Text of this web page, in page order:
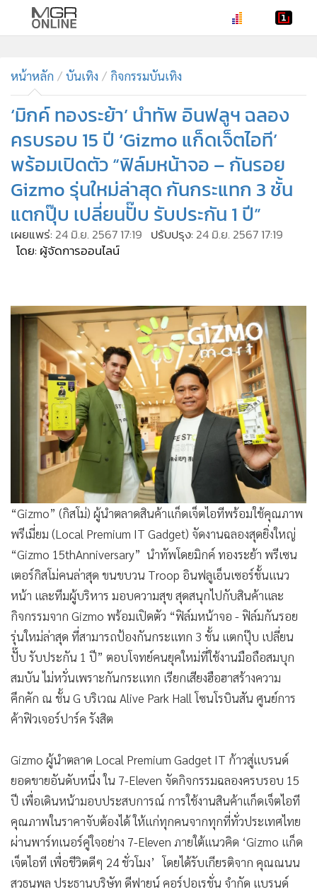
• ทันเหตุการณ์
• ภาคใต้
ภูมิภาค
• Online Section
• บันเทิง
• ผู้จัดการรายวัน
• คอลัมนิสต์
• ละคร
CbizReview
• Good health & Well-being
Green Innovation & SD
Management & HR
MGR Live
Infographic
การเมือง
ท่องเที่ยว
กีฬา
ต่างประเทศ
• Special Scoop
• เศรษฐกิจ-ธุรกิจ
• จีน
• ชุมชน-คุณภาพชีวิต
• อาชญากรรม
• Motoring
• เกม
วิทยาศาสตร์
•
SMEs
• หุ้น
• กองทุนรวม
• Celeb Online
• Factcheck
• ญี่ปุ่น
• News1
• Gotomanager
หน้าหลัก บันเทิง กิจกรรมบันเทิง
‘มิกค์ ทองระย้า’ นำทัพ อินฟลูฯ ฉลอง
ครบรอบ 15 ปี ‘Gizmo แก็ดเจ็ตไอที’
พร้อมเปิดตัว “ฟิล์มหน้าจอ – กันรอย
Gizmo รุ่นใหม่ล่าสุด กันกระแทก 3 ชั้น
แตกปุ๊บ เปลี่ยนปั๊บ รับประกัน 1 ปี”
เผยแพร่: 24 มิ.ย. 2567 17:19 ปรับปรุง: 24 มิ.ย. 2567 17:19
โดย: ผู้จัดการออนไลน์
“Gizmo” (กิสโม่) ผู้นำตลาดสินค้าแก็ดเจ็ตไอทีพร้อมใช้คุณภาพ
พรีเมี่ยม (Local Premium IT Gadget) จัดงานฉลองสุดยิ่งใหญ่
“Gizmo 15thAnniversary” นำทัพโดยมิกค์ ทองระย้า พรีเซน
เตอร์กิสโม่คนล่าสุด ขนขบวน Troop อินฟลูเอ็นเซอร์ชั้นแนว
หน้า และทีมผู้บริหาร มอบความสุข สุดสนุกไปกับสินค้าและ
กิจกรรมจาก Gizmo พร้อมเปิดตัว “ฟิล์มหน้าจอ - ฟิล์มกันรอย
รุ่นใหม่ล่าสุด ที่สามารถป้องกันกระแทก 3 ชั้น แตกปุ๊บ เปลี่ยน
ปั๊บ รับประกัน 1 ปี” ตอบโจทย์คนยุคใหม่ที่ใช้งานมือถือสมบุก
สมบัน ไม่หวั่นเพราะกันกระแทก เรียกเสียงฮือฮาสร้างความ
คึกคัก ณ ชั้น G บริเวณ Alive Park Hall โซนโรบินสัน ศูนย์การ
ค้าฟิวเจอร์ปาร์ค รังสิต
Gizmo ผู้นำตลาด Local Premium Gadget IT ก้าวสู่แบรนด์
ยอดขายอันดับหนึ่ง ใน 7-Eleven จัดกิจกรรมฉลองครบรอบ 15
ปี เพื่อเดินหน้ามอบประสบการณ์ การใช้งานสินค้าแก็ดเจ็ตไอที
คุณภาพในราคาจับต้องได้ ให้แก่ทุกคนจากทุกที่ทั่วประเทศไทย
ผ่านพาร์ทเนอร์คู่ใจอย่าง 7-Eleven ภายใต้แนวคิด ‘Gizmo แก็ด
เจ็ตไอที เพื่อชีวิตดีๆ 24 ชั่วโมง’ โดยได้รับเกียรติจาก คุณณนน
สวธนพล ประธานบริษัท ดีฟายน์ คอร์ปอเรชั่น จํากัด แบรนด์